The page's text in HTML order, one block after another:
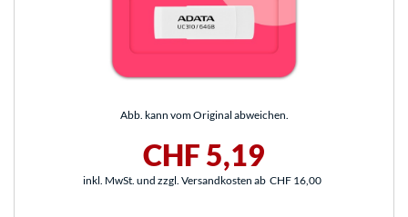
Abb. kann vom Original abweichen.
CHF 5,19
inkl. MwSt. und zzgl. Versandkosten ab CHF 16,00